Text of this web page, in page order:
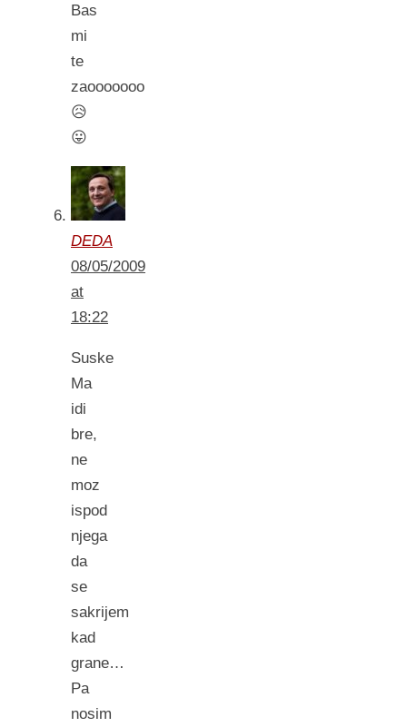
Bas
mi
te
zaooooooo
😥
😛
DEDA
08/05/2009
at
18:22
Suske
Ma
idi
bre,
ne
moz
ispod
njega
da
se
sakrijem
kad
grane…
Pa
nosim